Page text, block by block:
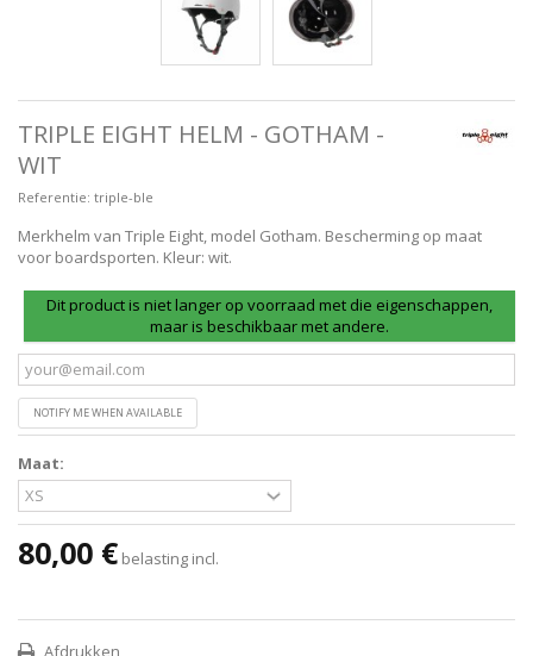
TRIPLE EIGHT HELM - GOTHAM -
WIT
Referentie: triple-ble
Merkhelm van Triple Eight, model Gotham. Bescherming op maat
voor boardsporten. Kleur: wit.
Dit product is niet langer op voorraad met die eigenschappen,
maar is beschikbaar met andere.
NOTIFY ME WHEN AVAILABLE
Maat:
80,00 € belasting incl.
Afdrukken